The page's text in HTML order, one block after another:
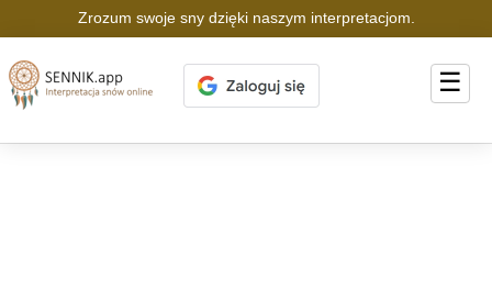
Zrozum swoje sny dzięki naszym interpretacjom.
☰